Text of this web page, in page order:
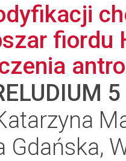
fiordu
5
Gdańska,